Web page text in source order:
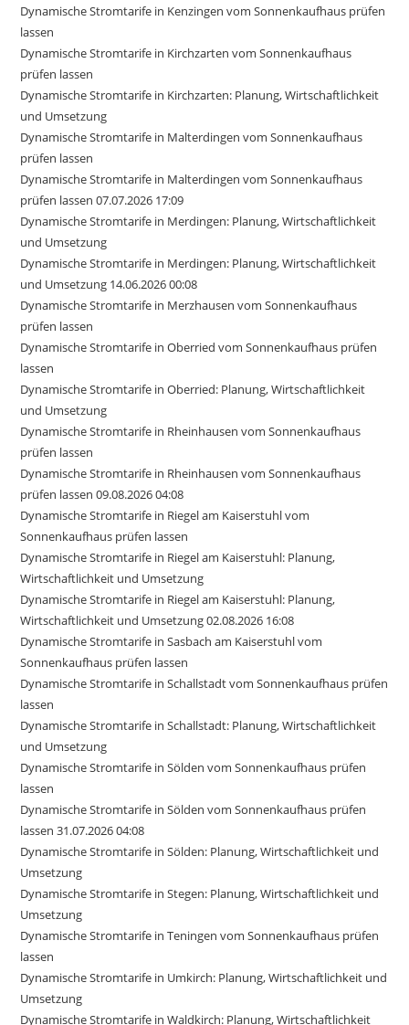
Dynamische Stromtarife in Kenzingen vom Sonnenkaufhaus prüfen
lassen
Dynamische Stromtarife in Kirchzarten vom Sonnenkaufhaus
prüfen lassen
Dynamische Stromtarife in Kirchzarten: Planung, Wirtschaftlichkeit
und Umsetzung
Dynamische Stromtarife in Malterdingen vom Sonnenkaufhaus
prüfen lassen
Dynamische Stromtarife in Malterdingen vom Sonnenkaufhaus
prüfen lassen 07.07.2026 17:09
Dynamische Stromtarife in Merdingen: Planung, Wirtschaftlichkeit
und Umsetzung
Dynamische Stromtarife in Merdingen: Planung, Wirtschaftlichkeit
und Umsetzung 14.06.2026 00:08
Dynamische Stromtarife in Merzhausen vom Sonnenkaufhaus
prüfen lassen
Dynamische Stromtarife in Oberried vom Sonnenkaufhaus prüfen
lassen
Dynamische Stromtarife in Oberried: Planung, Wirtschaftlichkeit
und Umsetzung
Dynamische Stromtarife in Rheinhausen vom Sonnenkaufhaus
prüfen lassen
Dynamische Stromtarife in Rheinhausen vom Sonnenkaufhaus
prüfen lassen 09.08.2026 04:08
Dynamische Stromtarife in Riegel am Kaiserstuhl vom
Sonnenkaufhaus prüfen lassen
Dynamische Stromtarife in Riegel am Kaiserstuhl: Planung,
Wirtschaftlichkeit und Umsetzung
Dynamische Stromtarife in Riegel am Kaiserstuhl: Planung,
Wirtschaftlichkeit und Umsetzung 02.08.2026 16:08
Dynamische Stromtarife in Sasbach am Kaiserstuhl vom
Sonnenkaufhaus prüfen lassen
Dynamische Stromtarife in Schallstadt vom Sonnenkaufhaus prüfen
lassen
Dynamische Stromtarife in Schallstadt: Planung, Wirtschaftlichkeit
und Umsetzung
Dynamische Stromtarife in Sölden vom Sonnenkaufhaus prüfen
lassen
Dynamische Stromtarife in Sölden vom Sonnenkaufhaus prüfen
lassen 31.07.2026 04:08
Dynamische Stromtarife in Sölden: Planung, Wirtschaftlichkeit und
Umsetzung
Dynamische Stromtarife in Stegen: Planung, Wirtschaftlichkeit und
Umsetzung
Dynamische Stromtarife in Teningen vom Sonnenkaufhaus prüfen
lassen
Dynamische Stromtarife in Umkirch: Planung, Wirtschaftlichkeit und
Umsetzung
Dynamische Stromtarife in Waldkirch: Planung, Wirtschaftlichkeit